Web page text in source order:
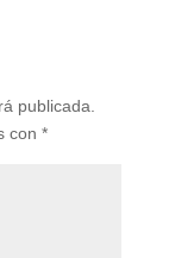
publicada.
con *